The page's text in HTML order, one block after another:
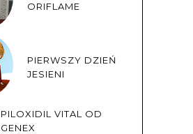
ORIFLAME
PIERWSZY DZIEŃ
JESIENI
PILOXIDIL VITAL OD
GENEX